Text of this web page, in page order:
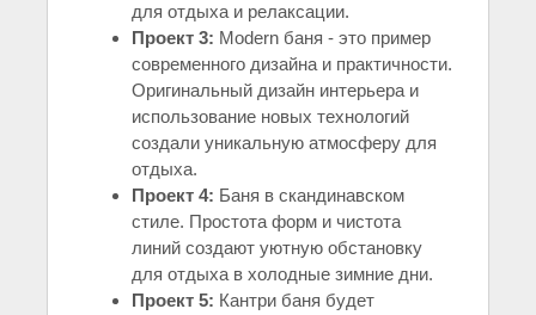
для отдыха и релаксации.
Проект 3: Modern баня - это пример
современного дизайна и практичности.
Оригинальный дизайн интерьера и
использование новых технологий
создали уникальную атмосферу для
отдыха.
Проект 4: Баня в скандинавском
стиле. Простота форм и чистота
линий создают уютную обстановку
для отдыха в холодные зимние дни.
Проект 5: Кантри баня будет